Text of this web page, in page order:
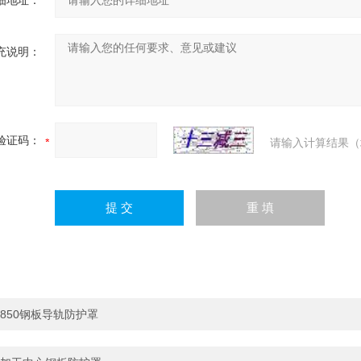
说明：
证码： 请输入计算结果
850钢板导轨防护罩